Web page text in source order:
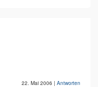
22. Mai 2006 | Antworten